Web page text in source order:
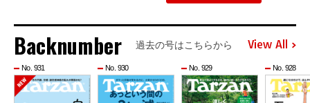
Backnumber 過去の号はこちらから View All
No. 931 No. 930 No. 929 No. 928